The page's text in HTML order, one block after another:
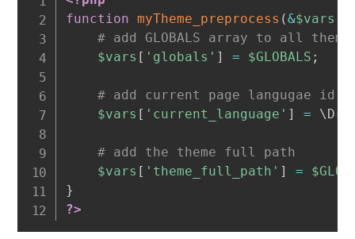
function myTheme_preprocess (&$vars
# add GLOBALS array to all
$vars [ 'globals' ] = $GLOBALS ;
# add current page langugae id
$vars [ 'current_language' ] = \
# add the theme full path
$vars [ 'theme_full_path' ] =
}
?>